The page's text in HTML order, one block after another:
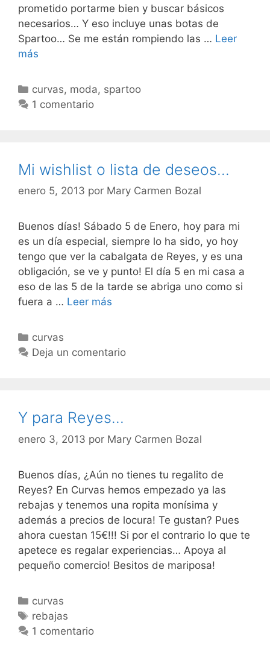
prometido portarme bien y buscar básicos
necesarios… Y eso incluye unas botas de
Spartoo… Se me están rompiendo las … Leer
más
Categorías
curvas, moda, spartoo
1 comentario
Mi wishlist o lista de deseos…
enero 5, 2013 por Mary Carmen Bozal
Buenos días! Sábado 5 de Enero, hoy para mi
es un día especial, siempre lo ha sido, yo hoy
tengo que ver la cabalgata de Reyes, y es una
obligación, se ve y punto! El día 5 en mi casa a
eso de las 5 de la tarde se abriga uno como si
fuera a … Leer más
lista
Categorías
curvas
Deja un comentario
Y para Reyes…
enero 3, 2013 por Mary Carmen Bozal
Buenos días, ¿Aún no tienes tu regalito de
Reyes? En Curvas hemos empezado ya las
rebajas y tenemos una ropita monísima y
además a precios de locura! Te gustan? Pues
ahora cuestan 15€!!! Si por el contrario lo que te
apetece es regalar experiencias… Apoya al
pequeño comercio! Besitos de mariposa!
Categorías
curvas
Etiquetas
rebajas
1 comentario